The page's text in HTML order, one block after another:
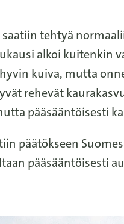
tehtyä
alkoi kuitenkin
kuiva, mutta
rehevät
pääsääntöisesti
päätökseen
pääsääntöisesti